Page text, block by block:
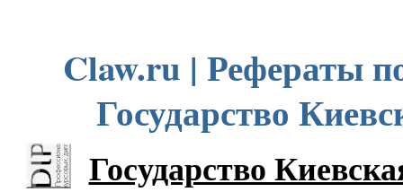
Claw.ru | Рефераты
Государство
Государство